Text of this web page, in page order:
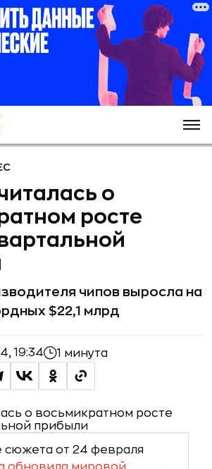
о
росте
чипов выросла на
$22,1 млрд
19:34 1 минута
от 24 февраля